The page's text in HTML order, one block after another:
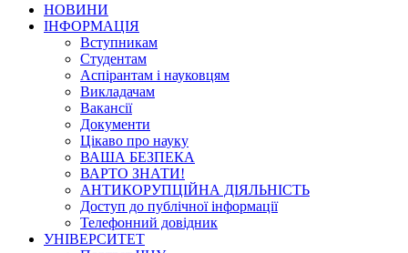
НОВИНИ
ІНФОРМАЦІЯ
Вступникам
Студентам
Аспірантам і науковцям
Викладачам
Вакансії
Документи
Цікаво про науку
ВАША БЕЗПЕКА
ВАРТО ЗНАТИ!
АНТИКОРУПЦІЙНА ДІЯЛЬНІСТЬ
Доступ до публічної інформації
Телефонний довідник
УНІВЕРСИТЕТ